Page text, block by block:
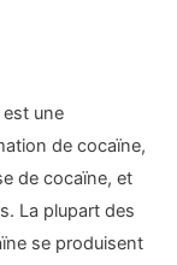
est une
de cocaïne,
de cocaïne, et
La plupart des
se produisent